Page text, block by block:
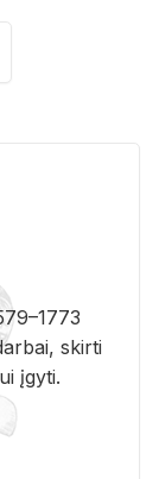
skirti
įgyti.